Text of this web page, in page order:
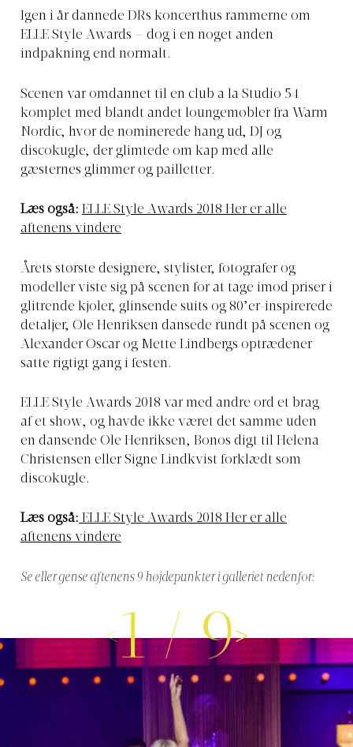
Igen i år dannede DRs koncerthus rammerne om
ELLE Style Awards – dog i en noget anden
indpakning end normalt.
Scenen var omdannet til en club a la Studio 54
komplet med blandt andet loungemøbler fra Warm
Nordic, hvor de nominerede hang ud, DJ og
discokugle, der glimtede om kap med alle
gæsternes glimmer og pailletter.
Læs også: ELLE Style Awards 2018 Her er alle
aftenens vindere
Årets største designere, stylister, fotografer og
modeller viste sig på scenen for at tage imod priser i
glitrende kjoler, glinsende suits og 80’er-inspirerede
detaljer, Ole Henriksen dansede rundt på scenen og
Alexander Oscar og Mette Lindbergs optrædener
satte rigtigt gang i festen.
ELLE Style Awards 2018 var med andre ord et brag
af et show, og havde ikke været det samme uden
en dansende Ole Henriksen, Bonos digt til Helena
Christensen eller Signe Lindkvist forklædt som
discokugle.
Læs også: ELLE Style Awards 2018 Her er alle
aftenens vindere
Se eller gense aftenens 9 højdepunkter i galleriet nedenfor:
1/9